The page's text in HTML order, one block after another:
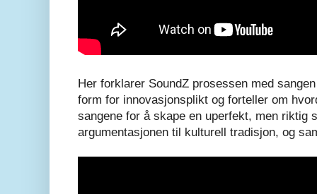
Her forklarer SoundZ prosessen med
form for innovasjonsplikt og forteller om
sangene for å skape en uperfekt, men riktig
argumentasjonen til kulturell tradisjon, og